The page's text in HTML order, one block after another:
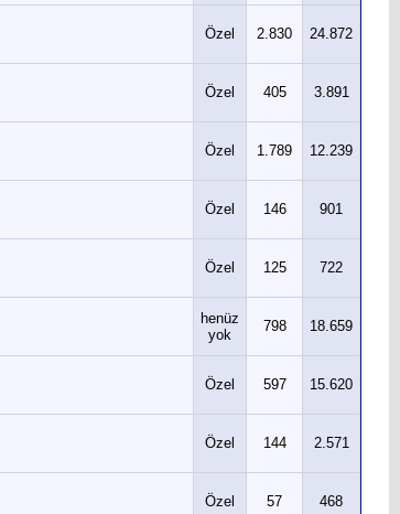
Özel 2.830 24.872
Özel 405 3.891
Özel 1.789 12.239
Özel 146 901
Özel 125 722
henüz
yok
798 18.659
Özel 597 15.620
Özel 144 2.571
Özel 57 468